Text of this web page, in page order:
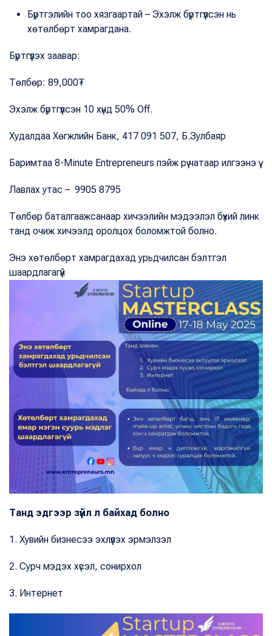
Бүртгэлийн тоо хязгаартай – Эхэлж бүртгүүлсэн нь
хөтөлбөрт хамрагдана.
Бүртгүүлэх заавар:
Төлбөр: 89,000₮
Эхэлж бүртгүүлсэн 10 хүнд 50% Off.
Худалдаа Хөгжлийн Банк, 417 091 507, Б.Зулбаяр
Баримтаа 8-Minute Entrepreneurs пэйж рүү чатаар илгээнэ үү.
Лавлах утас – 9905 8795
Төлбөр баталгаажсанаар хичээлийн мэдээлэл бүхий линк
танд очиж хичээлд оролцох боломжтой болно.
Энэ хөтөлбөрт хамрагдахад урьдчилсан бэлтгэл
шаардлагагүй
Танд эдгээр зүйл л байхад болно
1. Хувийн бизнесээ эхлүүлэх эрмэлзэл
2. Сурч мэдэх хүсэл, сонирхол
3. Интернет